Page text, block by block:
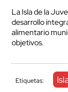
La Isla de la
desarrollo
alimentario
objetivos.
Etiquetas: